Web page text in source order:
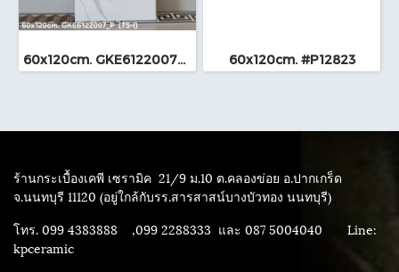
60x120cm. GKE6122007_P (TS-I) 60x120cm. #P12823
ร้านกระเบื้องเคพี เซรามิค 21/9 ม.10 ต.คลองข่อย อ.ปากเกร็ด
จ.นนทบุรี 11120 (อยู่ใกล้กับรร.สารสาสน์บางบัวทอง นนทบุรี)
โทร. 099 4383888 ,099 2288333 และ 087 5004040 Line:
kpceramic